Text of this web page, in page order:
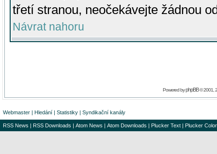
třetí stranou, neočekávejte žádnou
Návrat nahoru
Powered byphpBB© 2001,
Webmaster | Hledání | Statistiky | Syndikační kanály
RSS News | RSS Downloads | Atom News | Atom Downloads | Plucker Text | Plucker Color